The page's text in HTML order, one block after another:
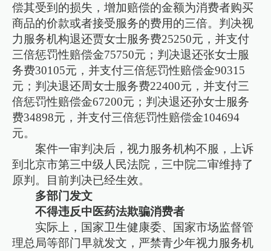
偿其受到的损失，增加赔偿的金额为消费者购买
商品的价款或者接受服务的费用的三倍。判决视
力服务机构退还贾女士服务费25250元，并支付
三倍惩罚性赔偿金75750元；判决退还张女士服
务费30105元，并支付三倍惩罚性赔偿金90315
元；判决退还周女士服务费22400元，并支付三
倍惩罚性赔偿金67200元；判决退还孙女士服务
费34898元，并支付三倍惩罚性赔偿金104694
元。
案件一审判决后，视力服务机构不服，上诉
到北京市第三中级人民法院，三中院二审维持了
原判。目前判决已经生效。
多部门发文
不得违反中医药法欺骗消费者
实际上，国家卫生健康委、国家市场监督管
理总局等部门早就发文，严禁青少年视力服务机